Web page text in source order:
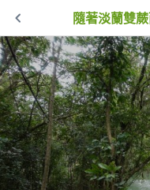
隨著淡蘭雙